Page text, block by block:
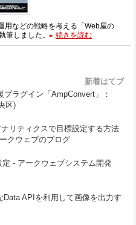
用などの戦略を考える「Web屋の
筆しました。
続きを読む
新着はてブ
ラグイン「AmpConvert」：
区)
リティクスで目標設定する方法
クウェブのブログ
- アークウェブシステム開発
APIを利用して画像を出力す